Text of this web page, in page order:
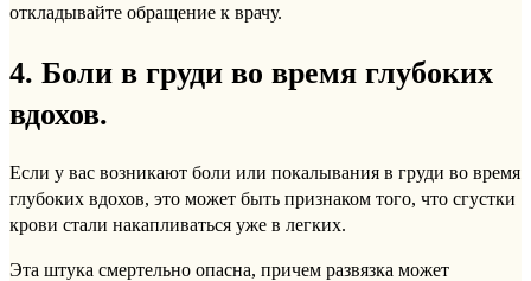
откладывайте обращение к врачу.
4. Боли в груди во время глубоких
вдохов.
Если у вас возникают боли или покалывания в груди во время
глубоких вдохов, это может быть признаком того, что сгустки
крови стали накапливаться уже в легких.
Эта штука смертельно опасна, причем развязка может